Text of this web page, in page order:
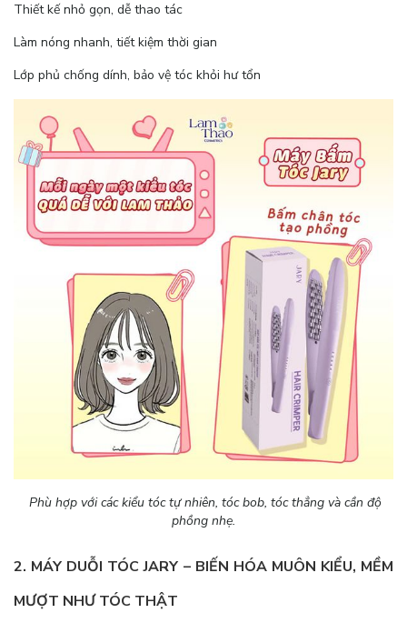
Thiết kế nhỏ gọn, dễ thao tác
Làm nóng nhanh, tiết kiệm thời gian
Lớp phủ chống dính, bảo vệ tóc khỏi hư tổn
Phù hợp với các kiểu tóc tự nhiên, tóc bob, tóc thẳng và cần độ
phồng nhẹ.
2. MÁY DUỖI TÓC JARY – BIẾN HÓA MUÔN KIỂU, MỀM
MƯỢT NHƯ TÓC THẬT